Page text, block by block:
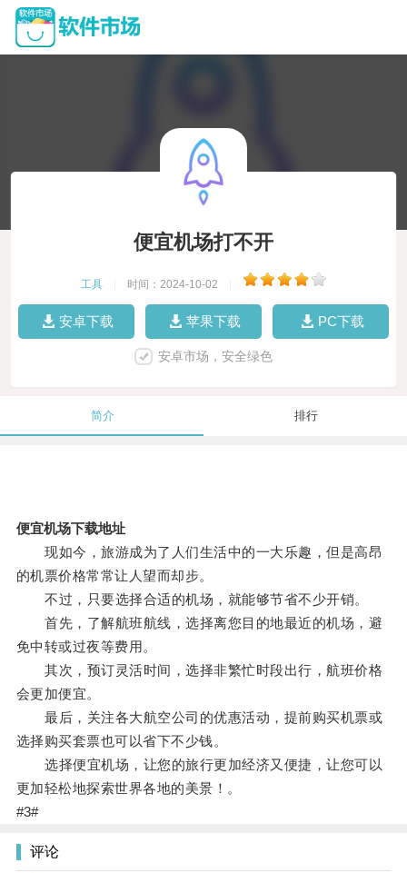
便宜机场打不开
工具 时间：2024-10-02
安卓下载 苹果下载 PC下载
安卓市场，安全绿色
简介 排行
便宜机场下载地址
现如今，旅游成为了人们生活中的一大乐趣，但是高昂
的机票价格常常让人望而却步。
不过，只要选择合适的机场，就能够节省不少开销。
首先，了解航班航线，选择离您目的地最近的机场，避
免中转或过夜等费用。
其次，预订灵活时间，选择非繁忙时段出行，航班价格
会更加便宜。
最后，关注各大航空公司的优惠活动，提前购买机票或
选择购买套票也可以省下不少钱。
选择便宜机场，让您的旅行更加经济又便捷，让您可以
更加轻松地探索世界各地的美景！。
#3#
评论